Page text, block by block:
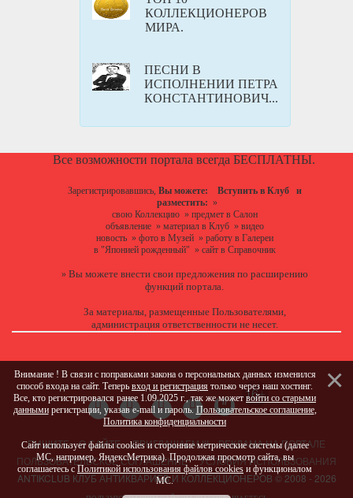
КОЛЛЕКЦИОНЕРОВ
МИРА.
ПЕСНИ В
ИСПОЛНЕНИИ ПЕТРА
КОНСТАНТИНОВИЧ...
Все возможности портала всегда БЕСПЛАТНЫ.
Зарегистрировавшись, Вы можете: Вступить в Клуб
и
разместить: »
свою Коллекцию» предмет в Салон
объявление» материал в Клуб» видео
новость» фото в Музей» работу в Галереи
в "Японией рожденный" » сайт в Справочник
» Вы можете внести свои предложенияпо расширению
функций портала.
За материалы, размещенные Пользователями,
администрация ответственности не несет.
ПИШИТЕ О САЙТЕ ПРИГЛАШАЕМ !!! РЕКЛАМА НА ПОРТАЛЕ
ПОЛЬЗОВАТЕЛЬСКОЕ СОГЛАШЕНИЕ
УСЛОВИЯ ИСПОЛЬЗОВАНИЯ
ANTIKCLUB КЛУБ АНТИКВАРИЕВ И КОЛЛЕКЦИОНЕРОВ © 2008 - 2026
Внимание ! В связи с поправками закона о персональных данных изменился
способ входа на сайт. Теперь вход и регистрация только через наш хостинг.
Все, кто регистрировался ранее 1.09.2025 г., так же может войти со старыми
даннымирегистрации, указав e-mail и пароль.Пользовательское соглашение,
Политика конфиденциальности
Сайт использует файлы cookies и сторонние метрические системы (далее
МС, например, ЯндексМетрика). Продолжая просмотр сайта, вы
соглашаетесь с Политикой использования файлов cookies и функционалом
МС.